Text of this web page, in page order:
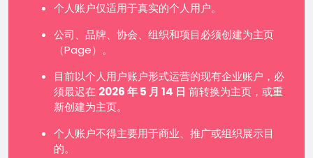
个人账户仅适用于真实的个人用户。
公司、品牌、协会、组织和项目必须创建为主页
（Page）。
目前以个人用户账户形式运营的现有企业账户，必
须最迟在 2026 年 5 月 14 日 前转换为主页，或重
新创建为主页。
个人账户不得主要用于商业、推广或组织展示目
的。